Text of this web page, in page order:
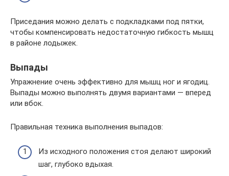
Приседания можно делать с подкладками под пятки,
чтобы компенсировать недостаточную гибкость мышц
в районе лодыжек.
Выпады
Упражнение очень эффективно для мышц ног и ягодиц.
Выпады можно выполнять двумя вариантами — вперед
или вбок.
Правильная техника выполнения выпадов:
Из исходного положения стоя делают широкий
шаг, глубоко вдыхая.